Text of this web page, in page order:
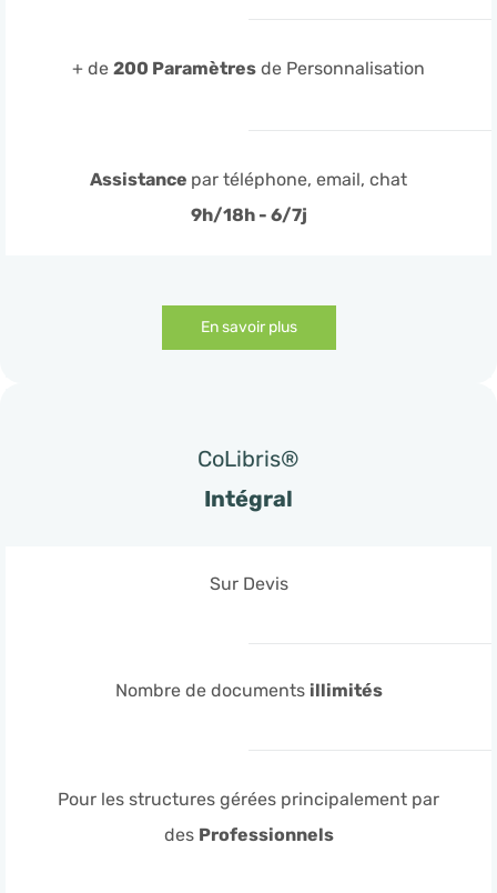
+ de 200 Paramètres de Personnalisation
Assistance par téléphone, email, chat
9h/18h - 6/7j
En savoir plus
CoLibris®
Intégral
Sur Devis
Nombre de documents illimités
Pour les structures gérées principalement par
des Professionnels